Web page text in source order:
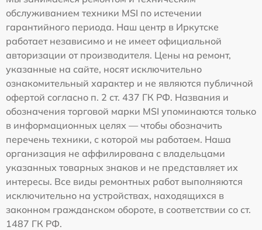
обслуживанием техники MSI по истечении
гарантийного периода. Наш центр в Иркутске
работает независимо и не имеет официальной
авторизации от производителя. Цены на ремонт,
указанные на сайте, носят исключительно
ознакомительный характер и не являются публичной
офертой согласно п. 2 ст. 437 ГК РФ. Названия и
обозначения торговой марки MSI упоминаются только
в информационных целях — чтобы обозначить
перечень техники, с которой мы работаем. Наша
организация не аффилирована с владельцами
указанных товарных знаков и не представляет их
интересы. Все виды ремонтных работ выполняются
исключительно на устройствах, находящихся в
законном гражданском обороте, в соответствии со ст.
1487 ГК РФ.